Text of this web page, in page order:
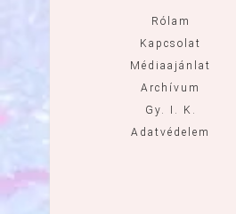
Rólam
Kapcsolat
Médiaajánlat
Archívum
Gy. I. K.
Adatvédelem